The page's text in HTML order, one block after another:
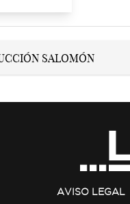
AVISO LEGAL